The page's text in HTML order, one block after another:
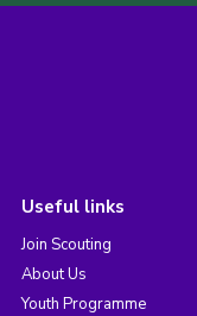
Useful links
Join Scouting
About Us
Youth Programme